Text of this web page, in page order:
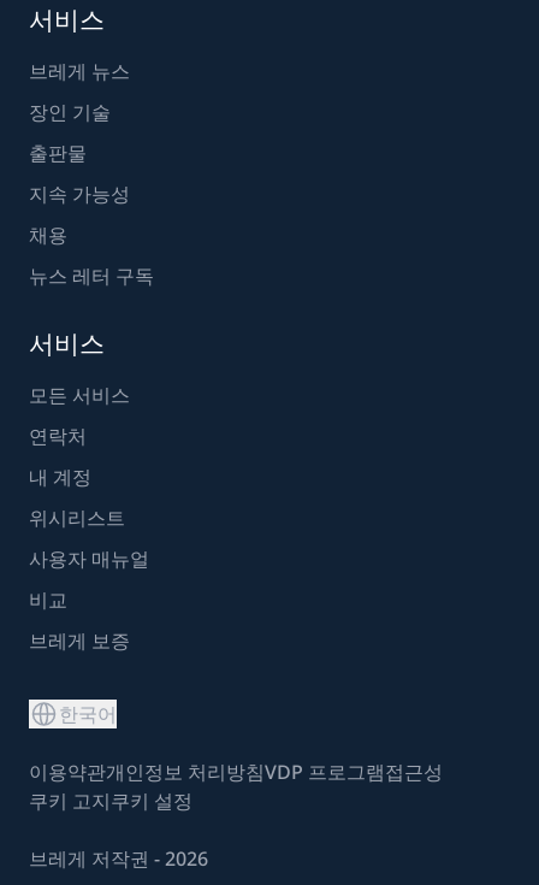
서비스
브레게 뉴스
장인 기술
출판물
지속 가능성
채용
뉴스 레터 구독
서비스
모든 서비스
연락처
내 계정
위시리스트
사용자 매뉴얼
비교
브레게 보증
한국어
이용약관개인정보 처리방침VDP 프로그램접근성
쿠키 고지쿠키 설정
브레게 저작권 - 2026